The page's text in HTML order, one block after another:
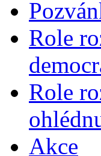
Role
Role
Akce